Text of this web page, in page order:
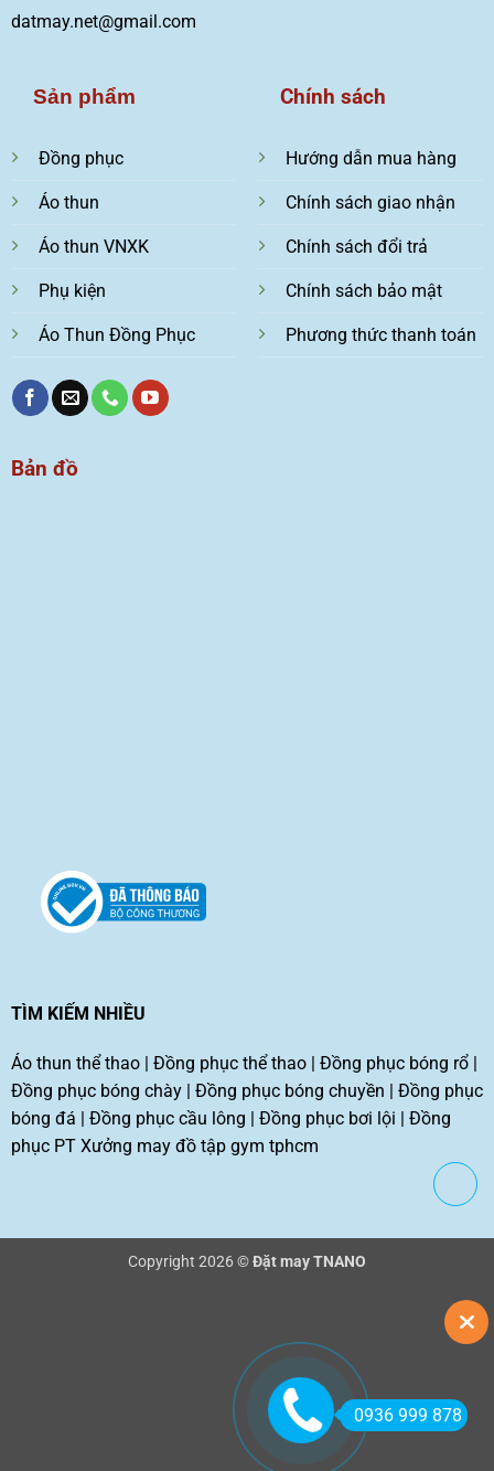
datmay.net@gmail.com
Sản phẩm
Đồng phục
Áo thun
Áo thun VNXK
Phụ kiện
Áo Thun Đồng Phục
Chính sách
Hướng dẫn mua hàng
Chính sách giao nhận
Chính sách đổi trả
Chính sách bảo mật
Phương thức thanh toán
Bản đồ
TÌM KIẾM NHIỀU
Áo thun thể thao| Đồng phục thể thao| Đồng phục bóng rổ|
Đồng phục bóng chày| Đồng phục bóng chuyền
Đồng phục
bóng đá
Đồng phục cầu lông Đồng phục bơi lội
Đồng
phục PT Xưởng may đồ tập gym tphcm
Copyright 2026 ©Đặt may TNANO
0936 999 878